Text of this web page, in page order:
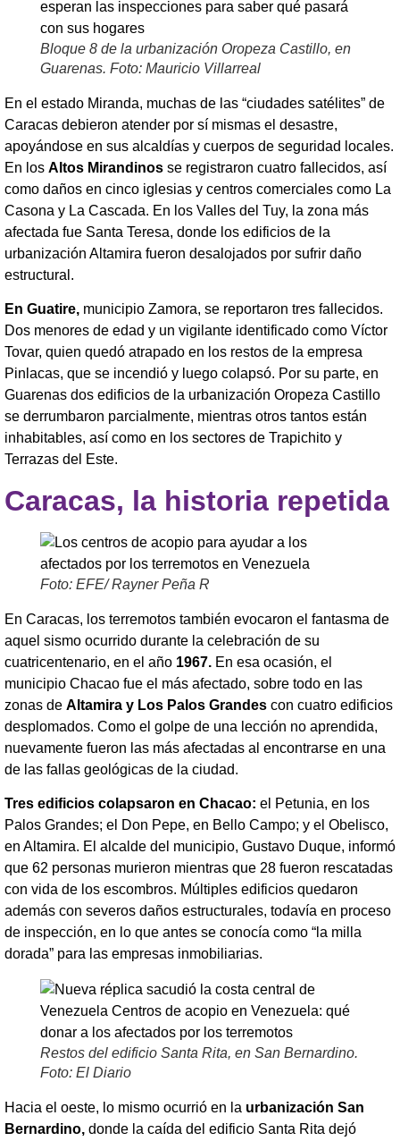
Bloque 8 de la urbanización Oropeza Castillo, en
Guarenas. Foto: Mauricio Villarreal
En el estado Miranda, muchas de las “ciudades satélites” de
Caracas debieron atender por sí mismas el desastre,
apoyándose en sus alcaldías y cuerpos de seguridad locales.
En los Altos Mirandinos se registraron cuatro fallecidos, así
como daños en cinco iglesias y centros comerciales como La
Casona y La Cascada. En los Valles del Tuy, la zona más
afectada fue Santa Teresa, donde los edificios de la
urbanización Altamira fueron desalojados por sufrir daño
estructural.
En Guatire, municipio Zamora, se reportaron tres fallecidos.
Dos menores de edad y un vigilante identificado como Víctor
Tovar, quien quedó atrapado en los restos de la empresa
Pinlacas, que se incendió y luego colapsó. Por su parte, en
Guarenas dos edificios de la urbanización Oropeza Castillo
se derrumbaron parcialmente, mientras otros tantos están
inhabitables, así como en los sectores de Trapichito y
Terrazas del Este.
Caracas, la historia repetida
Foto: EFE/ Rayner Peña R
En Caracas, los terremotos también evocaron el fantasma de
aquel sismo ocurrido durante la celebración de su
cuatricentenario, en el año 1967. En esa ocasión, el
municipio Chacao fue el más afectado, sobre todo en las
zonas de Altamira y Los Palos Grandes con cuatro edificios
desplomados. Como el golpe de una lección no aprendida,
nuevamente fueron las más afectadas al encontrarse en una
de las fallas geológicas de la ciudad.
Tres edificios colapsaron en Chacao: el Petunia, en los
Palos Grandes; el Don Pepe, en Bello Campo; y el Obelisco,
en Altamira. El alcalde del municipio, Gustavo Duque, informó
que 62 personas murieron mientras que 28 fueron rescatadas
con vida de los escombros. Múltiples edificios quedaron
además con severos daños estructurales, todavía en proceso
de inspección, en lo que antes se conocía como “la milla
dorada” para las empresas inmobiliarias.
Restos del edificio Santa Rita, en San Bernardino.
Foto: El Diario
Hacia el oeste, lo mismo ocurrió en la urbanización San
Bernardino, donde la caída del edificio Santa Rita dejó